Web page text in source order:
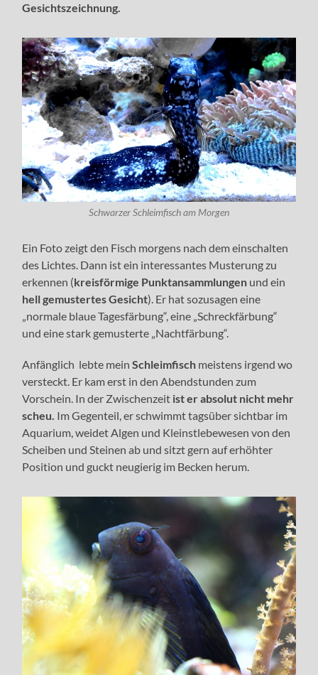
Gesichtszeichnung.
Schwarzer Schleimfisch am Morgen
Ein Foto zeigt den Fisch morgens nach dem einschalten
des Lichtes. Dann ist ein interessantes Musterung zu
erkennen (kreisförmige Punktansammlungen und ein
hell gemustertes Gesicht). Er hat sozusagen eine
„normale blaue Tagesfärbung“, eine „Schreckfärbung“
und eine stark gemusterte „Nachtfärbung“.
Anfänglich lebte mein Schleimfisch meistens irgend wo
versteckt. Er kam erst in den Abendstunden zum
Vorschein. In der Zwischenzeit ist er absolut nicht mehr
scheu. Im Gegenteil, er schwimmt tagsüber sichtbar im
Aquarium, weidet Algen und Kleinstlebewesen von den
Scheiben und Steinen ab und sitzt gern auf erhöhter
Position und guckt neugierig im Becken herum.